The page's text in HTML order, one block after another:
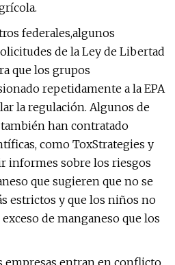
federales,algunos
de la Ley de Libertad
que los grupos
repetidamente a la EPA
la regulación. Algunos de
han contratado
como ToxStrategies y
informes sobre los riesgos
que sugieren que no se
estrictos y que los niños no
de manganeso que los
empresas entran en conflicto